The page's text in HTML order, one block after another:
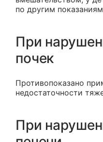
по другим
При
почек
Противопоказано
недостаточности
При